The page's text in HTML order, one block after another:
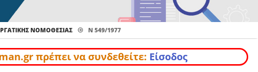
Να με θυμάσαι
ΝΟΜΟΘΕΣΊΑΣ Ν 549/1977
πρέπει να συνδεθείτε: Είσοδος